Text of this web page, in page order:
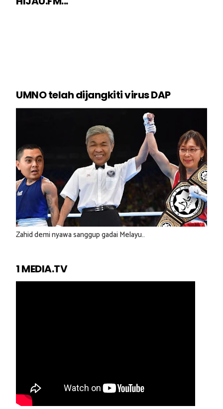
UMNO telah dijangkiti virus DAP
Zahid demi nyawa sanggup gadai Melayu..
1 MEDIA.TV